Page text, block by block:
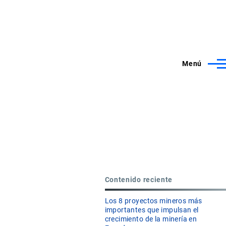
Menú
Contenido reciente
Los 8 proyectos mineros más
importantes que impulsan el
crecimiento de la minería en